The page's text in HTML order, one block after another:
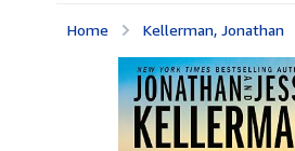
Home Kellerman, Jonathan